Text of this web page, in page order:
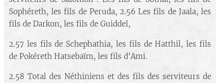
Sophéreth, les fils de Peruda, 2.56 Les fils de Jaala, les
fils de Darkon, les fils de Guiddel,
2.57 les fils de Schephathia, les fils de Hatthil, les fils
de Pokéreth Hatsebaïm, les fils d'Ami.
2.58 Total des Néthiniens et des fils des serviteurs de